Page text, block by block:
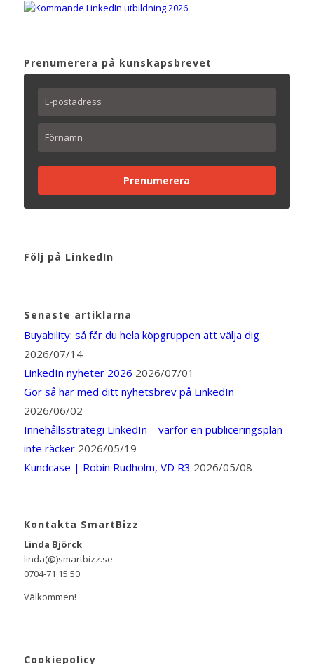
Prenumerera på kunskapsbrevet
Prenumerera
Följ på LinkedIn
Senaste artiklarna
Buyability: så får du hela köpgruppen att välja dig
2026/07/14
LinkedIn nyheter 2026 2026/07/01
Gör så här med ditt nyhetsbrev på LinkedIn
2026/06/02
Innehållsstrategi LinkedIn – varför en publiceringsplan
inte räcker 2026/05/19
Kundcase | Robin Rudholm, VD R3 2026/05/08
Kontakta SmartBizz
Linda Björck
linda(@)smartbizz.se
0704-71 15 50
Välkommen!
Cookiepolicy